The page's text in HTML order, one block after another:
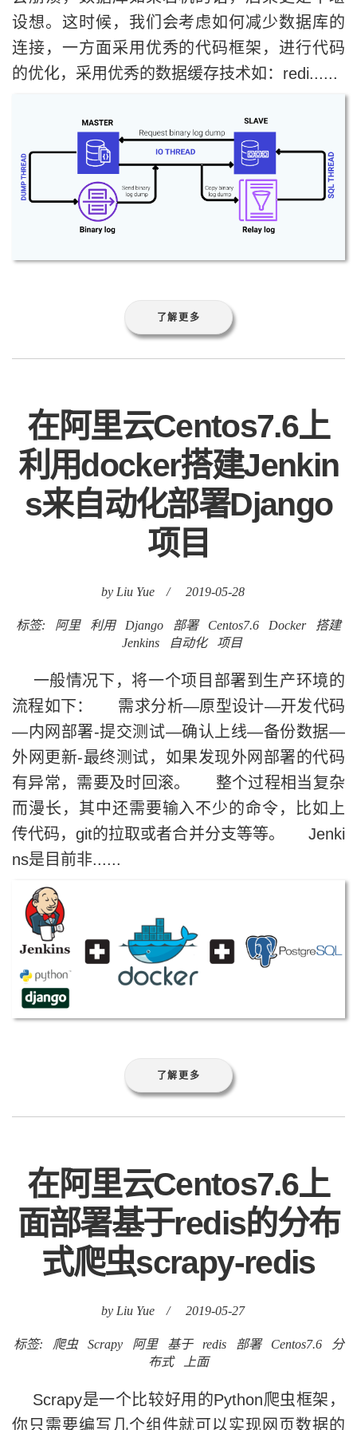
设想。这时候，我们会考虑如何减少数据库的
连接，一方面采用优秀的代码框架，进行代码
的优化，采用优秀的数据缓存技术如：redi......
了解更多
在阿里云Centos7.6上
利用docker搭建Jenkin
s来自动化部署Django
项目
by Liu Yue / 2019-05-28
标签: 阿里 利用 Django 部署 Centos7.6 Docker
搭建
Jenkins
自动化 项目
一般情况下，将一个项目部署到生产环境的
流程如下： 需求分析—原型设计—开发代码
—内网部署-提交测试—确认上线—备份数据—
外网更新-最终测试，如果发现外网部署的代码
有异常，需要及时回滚。 整个过程相当复杂
而漫长，其中还需要输入不少的命令，比如上
传代码，git的拉取或者合并分支等等。 Jenki
ns是目前非......
了解更多
在阿里云Centos7.6上
面部署基于redis的分布
式爬虫scrapy-redis
by Liu Yue / 2019-05-27
标签: 爬虫 Scrapy 阿里 基于 redis 部署 Centos7.6
分
布式
上面
Scrapy是一个比较好用的Python爬虫框架，
你只需要编写几个组件就可以实现网页数据的